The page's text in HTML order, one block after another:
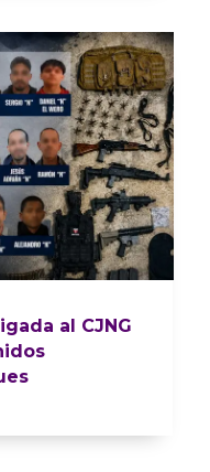
al CJNG